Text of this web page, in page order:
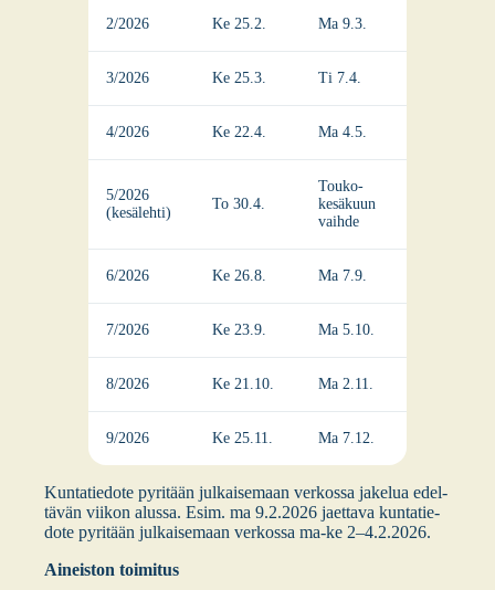
2/2026 Ke 25.2. Ma 9.3.
3/2026 Ke 25.3. Ti 7.4.
4/2026 Ke 22.4. Ma 4.5.
5/2026
(kesä­leh­ti)
To 30.4.
Tou­ko-
kesä­kuun
vaih­de
6/2026 Ke 26.8. Ma 7.9.
7/2026 Ke 23.9. Ma 5.10.
8/2026 Ke 21.10. Ma 2.11.
9/2026 Ke 25.11. Ma 7.12.
Kun­ta­tie­do­te pyri­tään jul­kai­se­maan ver­kos­sa jake­lua edel­
tä­vän vii­kon alus­sa. Esim. ma 9.2.2026 jaet­ta­va kun­ta­tie­
do­te pyri­tään jul­kai­se­maan ver­kos­sa ma-ke 2–4.2.2026.
Aineis­ton toi­mi­tus